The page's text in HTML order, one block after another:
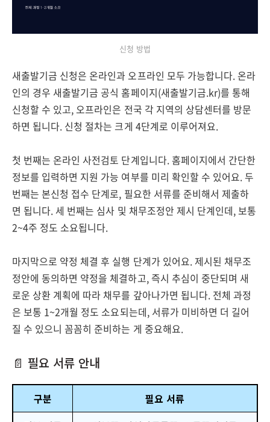
신청 방법
새출발기금 신청은 온라인과 오프라인 모두 가능합니다. 온라
인의 경우 새출발기금 공식 홈페이지(새출발기금.kr)를 통해
신청할 수 있고, 오프라인은 전국 각 지역의 상담센터를 방문
하면 됩니다. 신청 절차는 크게 4단계로 이루어져요.
첫 번째는 온라인 사전검토 단계입니다. 홈페이지에서 간단한
정보를 입력하면 지원 가능 여부를 미리 확인할 수 있어요. 두
번째는 본신청 접수 단계로, 필요한 서류를 준비해서 제출하
면 됩니다. 세 번째는 심사 및 채무조정안 제시 단계인데, 보통
2~4주 정도 소요됩니다.
마지막으로 약정 체결 후 실행 단계가 있어요. 제시된 채무조
정안에 동의하면 약정을 체결하고, 즉시 추심이 중단되며 새
로운 상환 계획에 따라 채무를 갚아나가면 됩니다. 전체 과정
은 보통 1~2개월 정도 소요되는데, 서류가 미비하면 더 길어
질 수 있으니 꼼꼼히 준비하는 게 중요해요.
📄 필요 서류 안내
구분
필요 서류